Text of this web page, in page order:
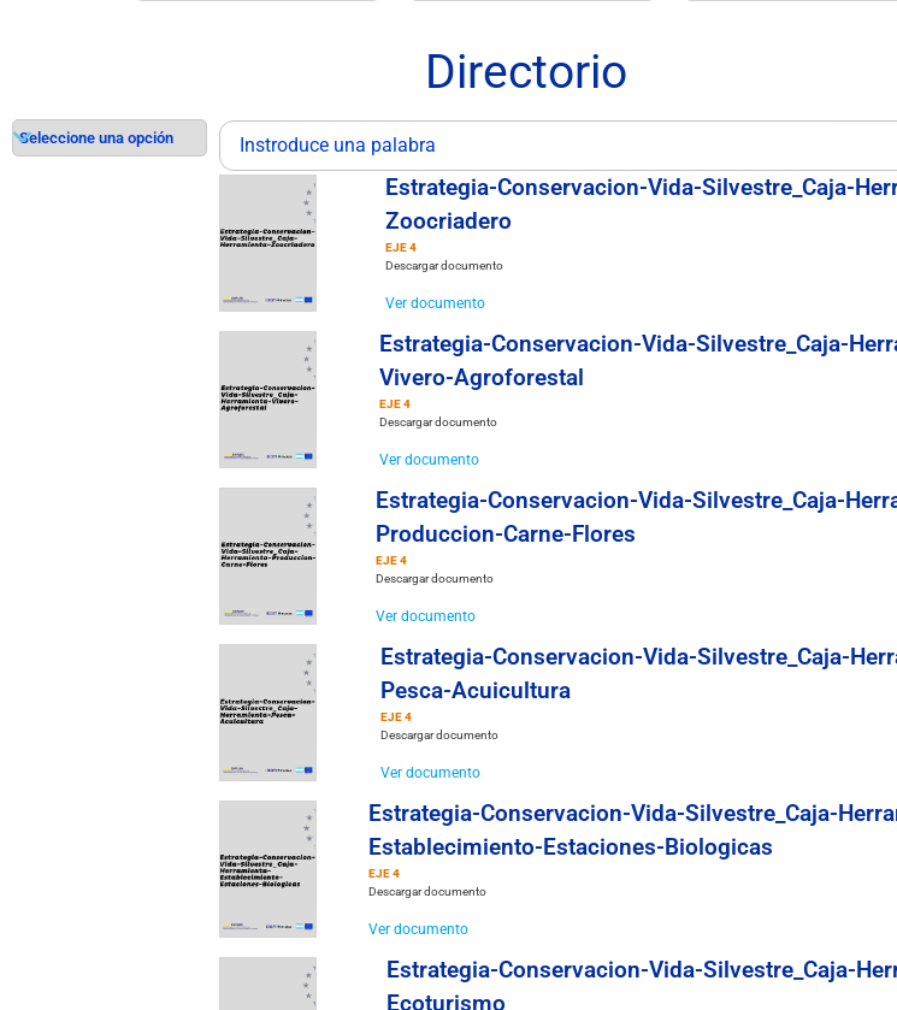
Directorio
Estrategia-Conservacion-Vida-Silvestre_Caja-
Zoocriadero
EJE 4
Descargar documento
Ver documento
Estrategia-Conservacion-Vida-Silvestre_Caja-
Vivero-Agroforestal
EJE 4
Descargar documento
Ver documento
Estrategia-Conservacion-Vida-Silvestre_Caja-
Produccion-Carne-Flores
EJE 4
Descargar documento
Ver documento
Estrategia-Conservacion-Vida-Silvestre_Caja-
Pesca-Acuicultura
EJE 4
Descargar documento
Ver documento
Estrategia-Conservacion-Vida-Silvestre_Caja-
Establecimiento-Estaciones-Biologicas
EJE 4
Descargar documento
Ver documento
Estrategia-Conservacion-Vida-Silvestre_Caja-
Ecoturismo